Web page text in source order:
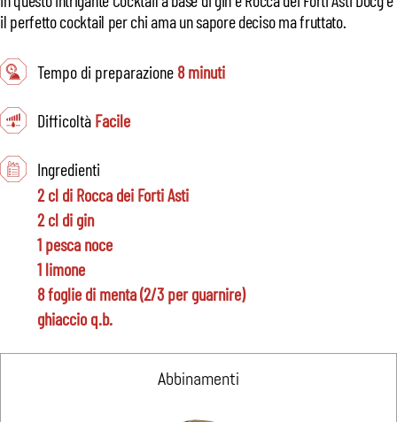
il perfetto cocktail per chi ama un sapore deciso ma fruttato.
Tempo di preparazione 8 minuti
Difficoltà Facile
Ingredienti
2 cl di Rocca dei Forti Asti
2 cl di gin
1 pesca noce
1 limone
8 foglie di menta (2/3 per guarnire)
ghiaccio q.b.
Abbinamenti